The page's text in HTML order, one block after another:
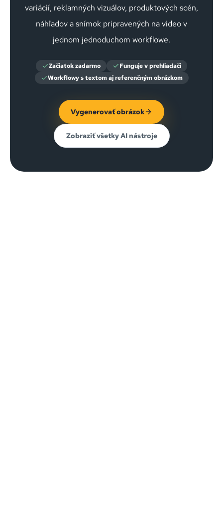
variácií, reklamných vizuálov, produktových scén,
náhľadov a snímok pripravených na video v
jednom jednoduchom workflowe.
Začiatok zadarmo
Funguje v prehliadači
Workflowy s textom aj referenčným obrázkom
Vygenerovať obrázok
Zobraziť všetky AI nástroje